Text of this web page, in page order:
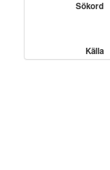
Sökord
Källa